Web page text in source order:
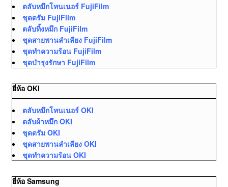
ตลับหมึกโทนเนอร์ FujiFilm
ชุดดรัม FujiFilm
ตลับทิ้งหมึก FujiFilm
ชุดสายพานลำเลียง FujiFilm
ชุดทำความร้อน FujiFilm
ชุดบำรุงรักษา FujiFilm
ยี่ห้อ OKI
ตลับหมึกโทนเนอร์ OKI
ตลับผ้าหมึก OKI
ชุดดรัม OKI
ชุดสายพานลำเลียง OKI
ชุดทำความร้อน OKI
ยี่ห้อ Samsung